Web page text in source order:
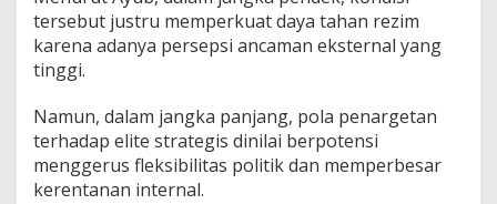
tersebut justru memperkuat daya tahan rezim
karena adanya persepsi ancaman eksternal yang
tinggi.
Namun, dalam jangka panjang, pola penargetan
terhadap elite strategis dinilai berpotensi
menggerus fleksibilitas politik dan memperbesar
kerentanan internal.